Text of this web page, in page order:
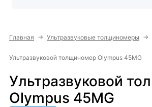
Главная → Ультразвуковые толщиномеры →
Ультразвуковой толщиномер Olympus 45MG
Ультразвуковой
Olympus 45MG